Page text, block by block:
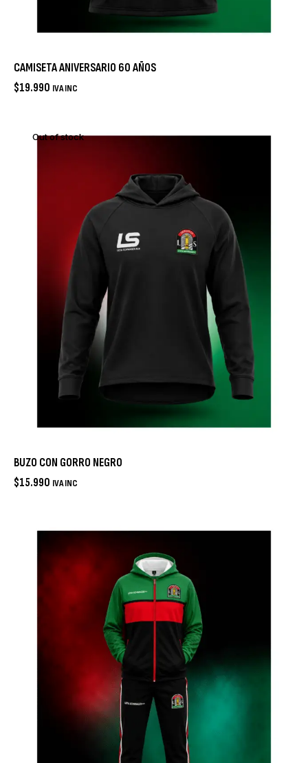
CAMISETA ANIVERSARIO 60 AÑOS
$19.990 IVA INC
Out of stock
BUZO CON GORRO NEGRO
$15.990 IVA INC